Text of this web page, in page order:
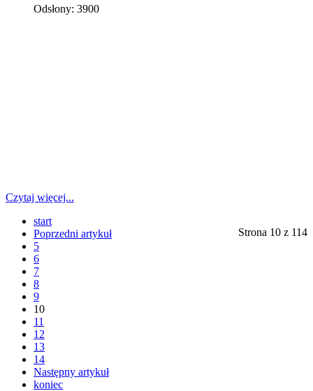
Odsłony: 3900
Czytaj więcej...
Strona 10 z 114
start
Poprzedni artykuł
5
6
7
8
9
10
11
12
13
14
Następny artykuł
koniec